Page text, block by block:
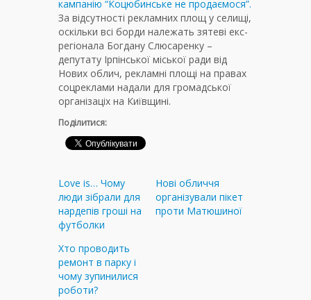
кампанію “Коцюбинське не продаємося”.
За відсутності рекламних площ у селищі,
оскільки всі борди належать зятеві екс-
регіонала Богдану Слюсаренку –
депутату Ірпінської міської ради від
Нових облич, рекламні площі на правах
соцреклами надали для громадської
організаціх на Київщині.
Поділитися:
Love is… Чому
люди зібрали для
нардепів гроші на
футболки
Нові обличчя
організували пікет
проти Матюшиної
Хто проводить
ремонт в парку і
чому зупинилися
роботи?